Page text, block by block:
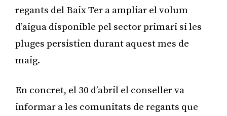
regants del Baix Ter a ampliar el volum
d’aigua disponible pel sector primari si les
pluges persistien durant aquest mes de
maig.
En concret, el 30 d’abril el conseller va
informar a les comunitats de regants que